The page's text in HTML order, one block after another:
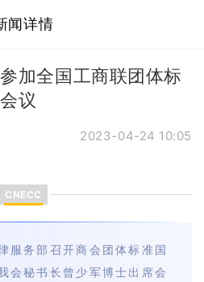
闻详情
加全国工商联团体标
议
2023-04-24 10:05
CNECC
服务部召开商会团体标准国
会秘书长曾少军博士出席会